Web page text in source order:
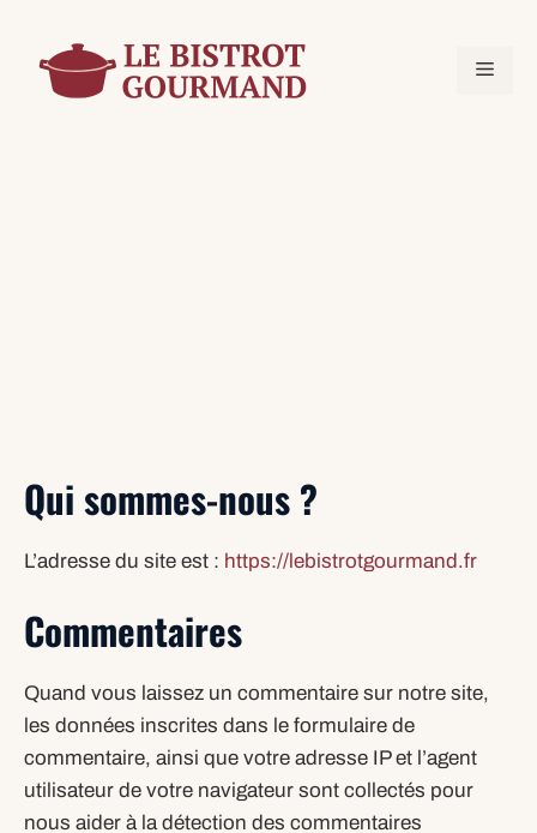
contenu
Qui sommes-nous ?
L’adresse du site est : https://lebistrotgourmand.fr
Commentaires
Quand vous laissez un commentaire sur notre site,
les données inscrites dans le formulaire de
commentaire, ainsi que votre adresse IP et l’agent
utilisateur de votre navigateur sont collectés pour
nous aider à la détection des commentaires